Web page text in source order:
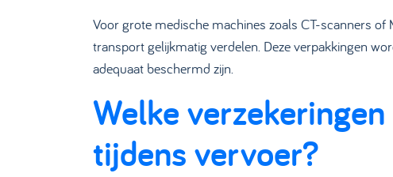
Voor grote medische machines zoals CT-scanners
transport gelijkmatig verdelen. Deze verpakkingen
adequaat beschermd zijn.
Welke
tijdens vervoer?